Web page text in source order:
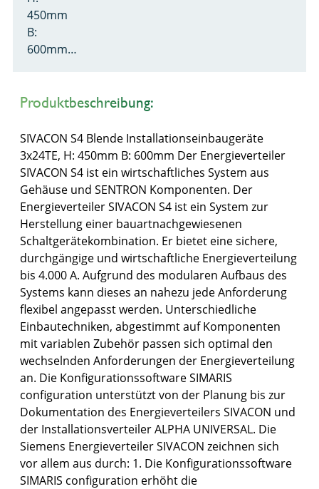
450mm
B:
600mm…
Produktbeschreibung:
SIVACON S4 Blende Installationseinbaugeräte
3x24TE, H: 450mm B: 600mm Der Energieverteiler
SIVACON S4 ist ein wirtschaftliches System aus
Gehäuse und SENTRON Komponenten. Der
Energieverteiler SIVACON S4 ist ein System zur
Herstellung einer bauartnachgewiesenen
Schaltgerätekombination. Er bietet eine sichere,
durchgängige und wirtschaftliche Energieverteilung
bis 4.000 A. Aufgrund des modularen Aufbaus des
Systems kann dieses an nahezu jede Anforderung
flexibel angepasst werden. Unterschiedliche
Einbautechniken, abgestimmt auf Komponenten
mit variablen Zubehör passen sich optimal den
wechselnden Anforderungen der Energieverteilung
an. Die Konfigurationssoftware SIMARIS
configuration unterstützt von der Planung bis zur
Dokumentation des Energieverteilers SIVACON und
der Installationsverteiler ALPHA UNIVERSAL. Die
Siemens Energieverteiler SIVACON zeichnen sich
vor allem aus durch: 1. Die Konfigurationssoftware
SIMARIS configuration erhöht die